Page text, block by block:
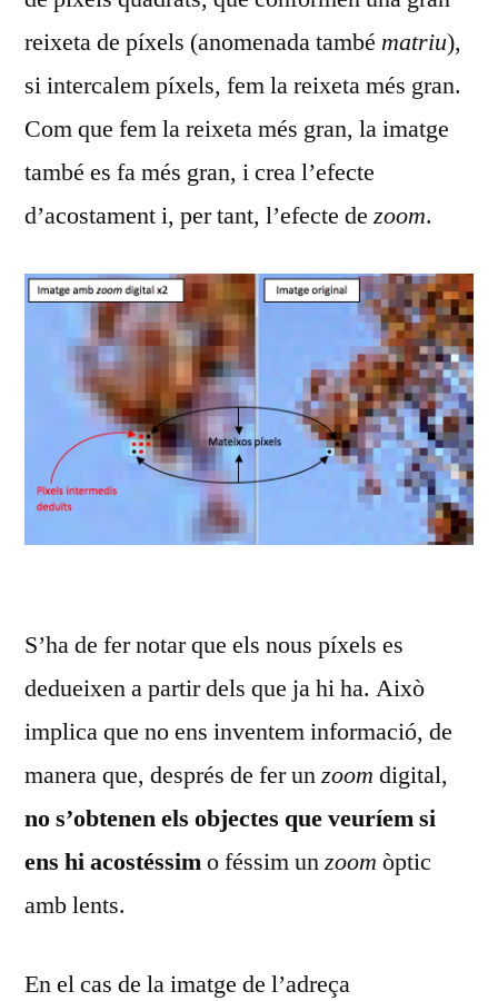
reixeta de píxels (anomenada també matriu),
si intercalem píxels, fem la reixeta més gran.
Com que fem la reixeta més gran, la imatge
també es fa més gran, i crea l’efecte
d’acostament i, per tant, l’efecte dezoom.
S’ha de fer notar que els nous píxels es
dedueixen a partir dels que ja hi ha. Això
implica que no ens inventem informació, de
manera que, després de fer unzoom digital,
no s’obtenen els objectes que veuríem si
ens hi acostéssimo féssim unzoom òptic
amb lents.
En el cas de la imatge de l’adreça